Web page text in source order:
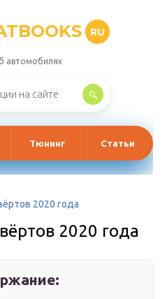
RU
автомобилях
Тюнинг Статьи
2020 года
2020 года